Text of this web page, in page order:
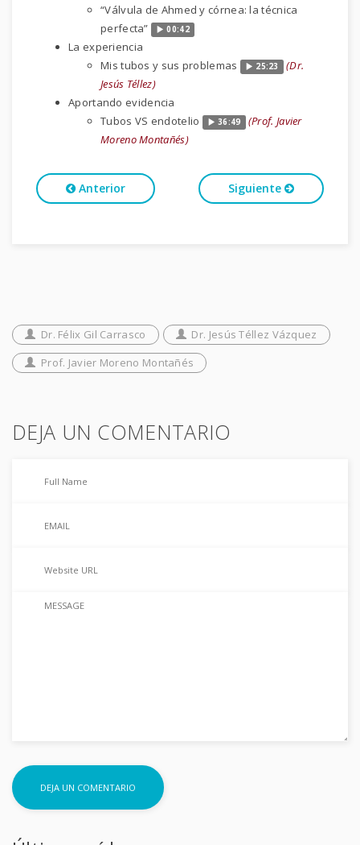
“Válvula de Ahmed y córnea: la técnica
perfecta”
00:42
La experiencia
Mis tubos y sus problemas
25:23
(Dr.
Jesús Téllez)
Aportando evidencia
Tubos VS endotelio
36:49
(Prof. Javier
Moreno Montañés)
Anterior Siguiente
Dr. Félix Gil Carrasco
Dr. Jesús Téllez Vázquez
Prof. Javier Moreno Montañés
DEJA UN COMENTARIO